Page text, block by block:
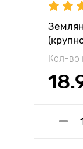
Кол-во